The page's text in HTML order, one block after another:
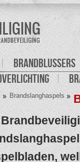
BRANDBLUSSERS
Brandslanghaspels